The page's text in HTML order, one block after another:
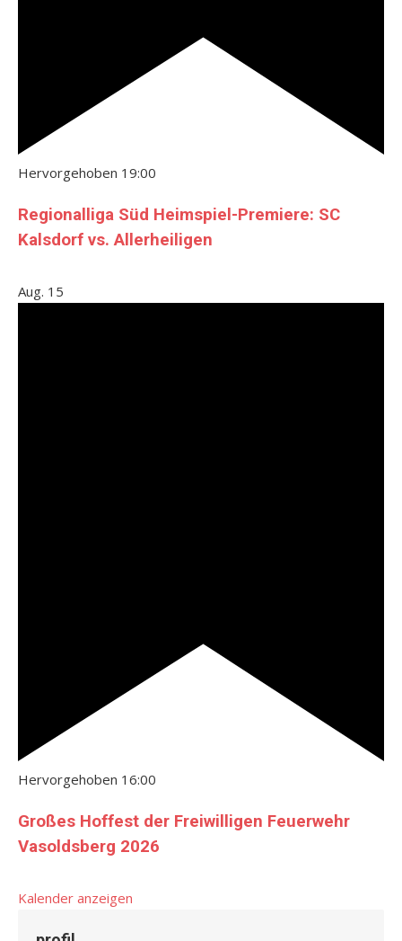
Hervorgehoben 19:00
Regionalliga Süd Heimspiel-Premiere: SC
Kalsdorf vs. Allerheiligen
Aug. 15
Hervorgehoben 16:00
Großes Hoffest der Freiwilligen Feuerwehr
Vasoldsberg 2026
Kalender anzeigen